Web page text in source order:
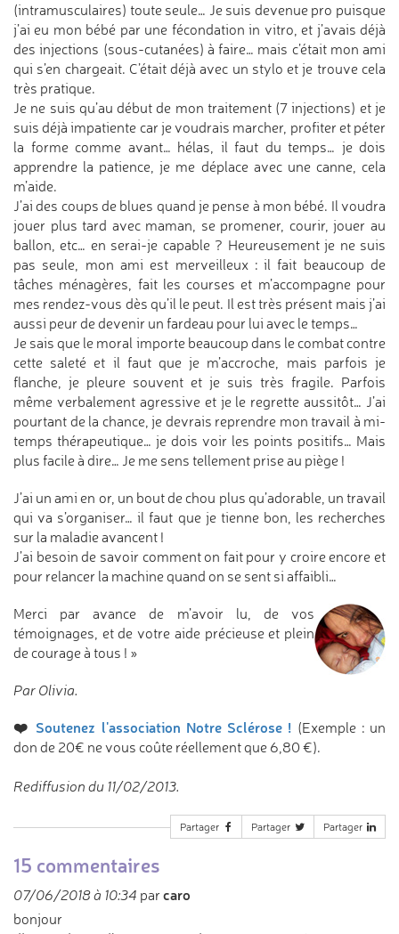
(intramusculaires) toute seule… Je suis devenue pro puisque
j’ai eu mon bébé par une fécondation in vitro, et j’avais déjà
des injections (sous-cutanées) à faire… mais c’était mon ami
qui s’en chargeait. C’était déjà avec un stylo et je trouve cela
très pratique.
Je ne suis qu’au début de mon traitement (7 injections) et je
suis déjà impatiente car je voudrais marcher, profiter et péter
la forme comme avant… hélas, il faut du temps… je dois
apprendre la patience, je me déplace avec une canne, cela
m’aide.
J’ai des coups de blues quand je pense à mon bébé. Il voudra
jouer plus tard avec maman, se promener, courir, jouer au
ballon, etc… en serai-je capable ? Heureusement je ne suis
pas seule, mon ami est merveilleux : il fait beaucoup de
tâches ménagères, fait les courses et m’accompagne pour
mes rendez-vous dès qu’il le peut. Il est très présent mais j’ai
aussi peur de devenir un fardeau pour lui avec le temps…
Je sais que le moral importe beaucoup dans le combat contre
cette saleté et il faut que je m’accroche, mais parfois je
flanche, je pleure souvent et je suis très fragile. Parfois
même verbalement agressive et je le regrette aussitôt… J’ai
pourtant de la chance, je devrais reprendre mon travail à mi-
temps thérapeutique… je dois voir les points positifs… Mais
plus facile à dire… Je me sens tellement prise au piège !
J’ai un ami en or, un bout de chou plus qu’adorable, un travail
qui va s’organiser… il faut que je tienne bon, les recherches
sur la maladie avancent !
J’ai besoin de savoir comment on fait pour y croire encore et
pour relancer la machine quand on se sent si affaibli…
Merci par avance de m’avoir lu, de vos
témoignages, et de votre aide précieuse et plein
de courage à tous ! »
Par Olivia.
❤️ Soutenez l'association Notre Sclérose ! (Exemple : un
don de 20€ ne vous coûte réellement que 6,80 €).
Rediffusion du 11/02/2013.
Partager Partager Partager
15 commentaires
07/06/2018 à 10:34 par caro
bonjour